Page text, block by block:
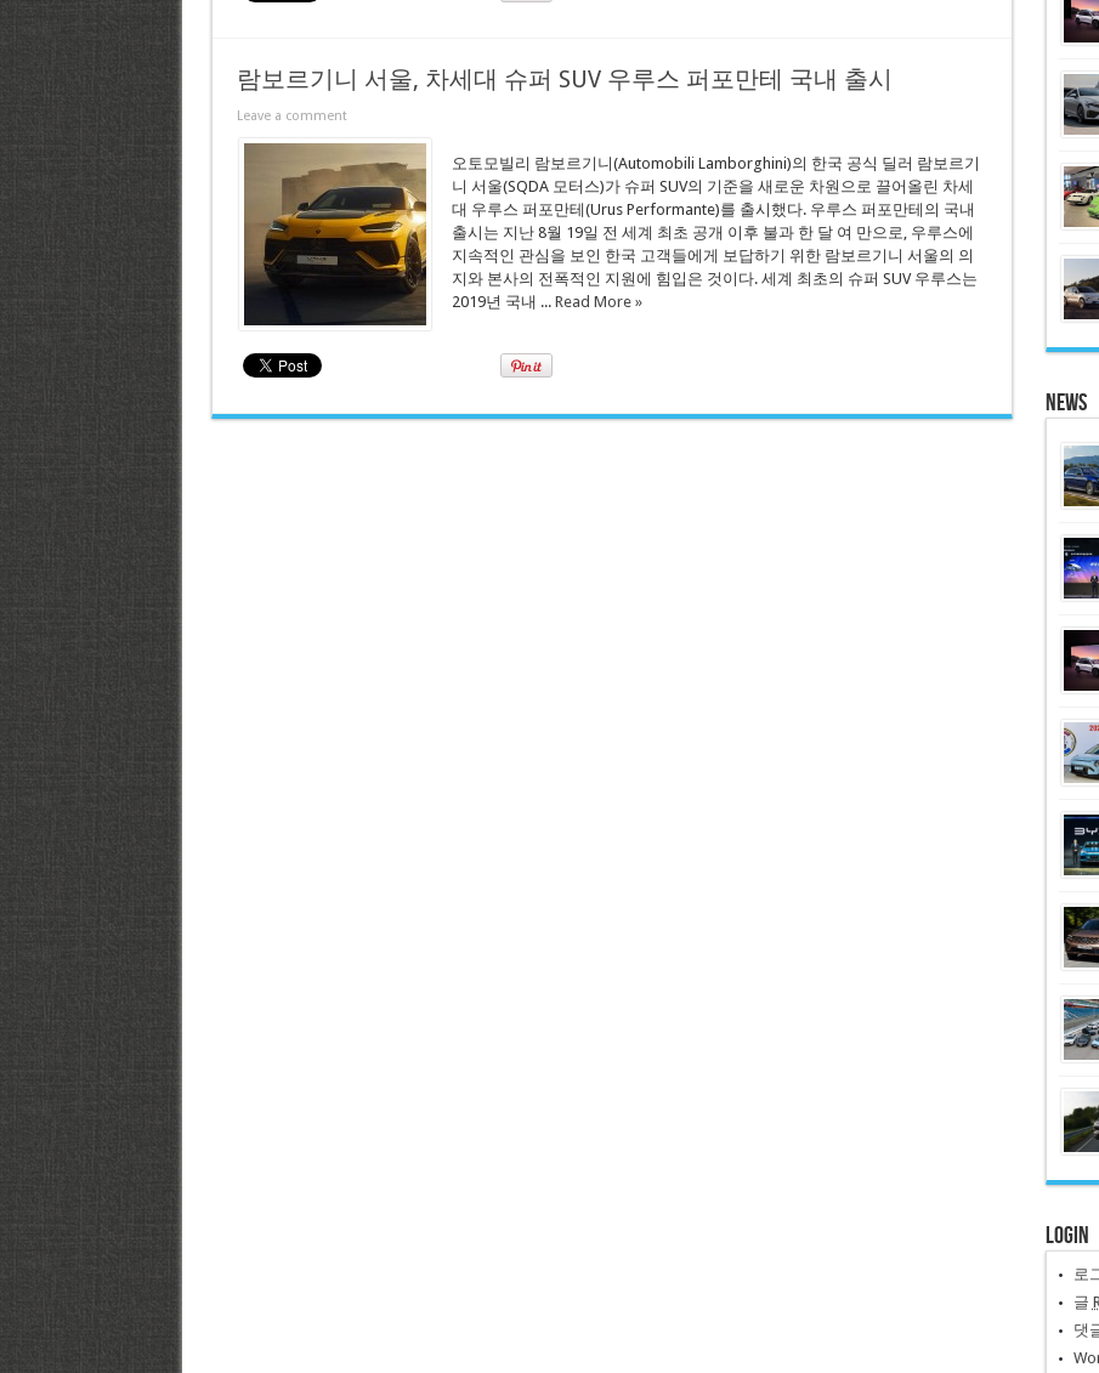
람보르기니 서울, 차세대 슈퍼 SUV 우루스 퍼포만테 국내 출시
Leave a comment
오토모빌리 람보르기니(Automobili Lamborghini)의 한국 공식 딜러 람보르기
니 서울(SQDA 모터스)가 슈퍼 SUV의 기준을 새로운 차원으로 끌어올린 차세
대 우루스 퍼포만테(Urus Performante)를 출시했다. 우루스 퍼포만테의 국내
출시는 지난 8월 19일 전 세계 최초 공개 이후 불과 한 달 여 만으로, 우루스에
지속적인 관심을 보인 한국 고객들에게 보답하기 위한 람보르기니 서울의 의
지와 본사의 전폭적인 지원에 힘입은 것이다. 세계 최초의 슈퍼 SUV 우루스는
2019년 국내 ... Read More »
News
Login
로
글
댓